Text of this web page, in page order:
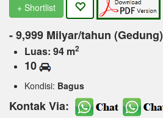
+ Shortlist
- 9,999 Milyar/tahun (Gedung)
Luas: 94 m2
10
Kondisi: Bagus
Kontak Via: